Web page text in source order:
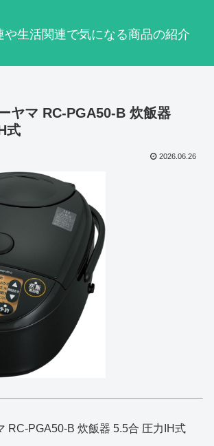
や生活関連で気になる商品の紹介
ヤマ RC-PGA50-B 炊飯器
式
2026.06.26
RC-PGA50-B 炊飯器 5.5合 圧力IH式